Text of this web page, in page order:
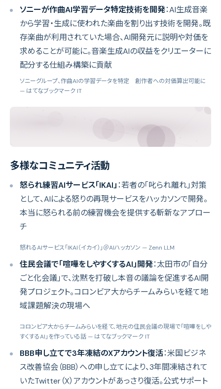
ソニーが作曲AI学習データ特定技術を開発：AI生成音楽
から学習・生成に使われた楽曲を割り出す技術を開発。既
存楽曲が利用されていた場合、AI開発元に説明や対価を
求めることが可能に。音楽生成AIの収益をクリエーターに
配分する仕組み構築に貢献
ソニーグループ、作曲AIの学習データを特定 創作者への対価算出可能に
— はてなブックマーク IT
多様なコミュニティ活動
怒られ練習AIサービス「IKAI」：若者の「叱られ離れ」対策
として、AIによる怒りの再現サービスをハッカソンで開発。
本当に怒られる前の練習機会を提供する斬新なアプロー
チ
怒れるAIサービス「IKAI（イカイ）」＠AIハッカソン — Zenn LLM
住民会議で「喧嘩をしやすくするAI」開発：太田市の「自分
ごと化会議」で、沈黙を打破し本音の議論を促進するAI開
発プロジェクト。コロンビア大からチームみらいを経て地
域課題解決の現場へ
コロンビア大からチームみらいを経て、地元の住民会議の現場で「喧嘩をしや
すくするAI」を作っている話 — はてなブックマーク IT
BBB申し立てで3年凍結のXアカウント復活：米国ビジネ
ス改善協会（BBB）への申し立てにより、3年間凍結されて
いたTwitter（X）アカウントがあっさり復活。公式サポート